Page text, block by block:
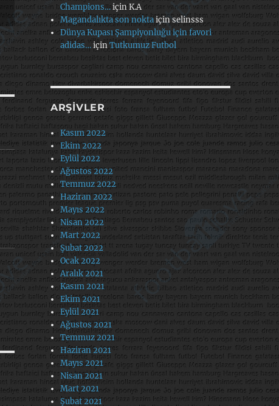
Champions…içinK.A
Magandalıkta son noktaiçinselinsss
Dünya Kupası Şampiyonluğu için favori
adidas…içinTutkumuz Futbol
ARŞIVLER
Kasım 2022
Ekim 2022
Eylül 2022
Ağustos 2022
Temmuz 2022
Haziran 2022
Mayıs 2022
Nisan 2022
Mart 2022
Şubat 2022
Ocak 2022
Aralık 2021
Kasım 2021
Ekim 2021
Eylül 2021
Ağustos 2021
Temmuz 2021
Haziran 2021
Mayıs 2021
Nisan 2021
Mart 2021
Şubat 2021